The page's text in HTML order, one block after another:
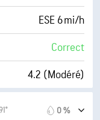
ESE 6 mi/h
Correct
4.2 (Modéré)
0 %